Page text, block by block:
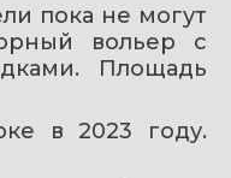
пока не могут
вольер с
Площадь
в 2023 году.